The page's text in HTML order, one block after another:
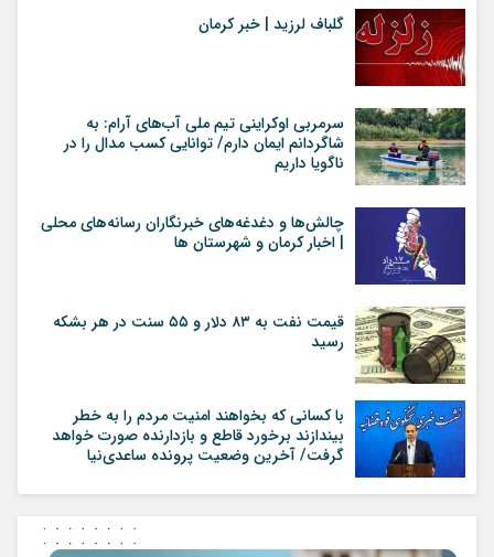
گلباف لرزید | خبر کرمان
سرمربی اوکراینی تیم ملی آب‌های آرام: به
شاگردانم ایمان دارم/ توانایی کسب مدال را در
ناگویا داریم
چالش‌ها و دغدغه‌های خبرنگاران رسانه‌های محلی
| اخبار کرمان و شهرستان ها
قیمت نفت به ۸۳ دلار و ۵۵ سنت در هر بشکه
رسید
با کسانی که بخواهند امنیت مردم را به خطر
بیندازند برخورد قاطع و بازدارنده صورت خواهد
گرفت/ آخرین وضعیت پرونده ساعدی‌نیا